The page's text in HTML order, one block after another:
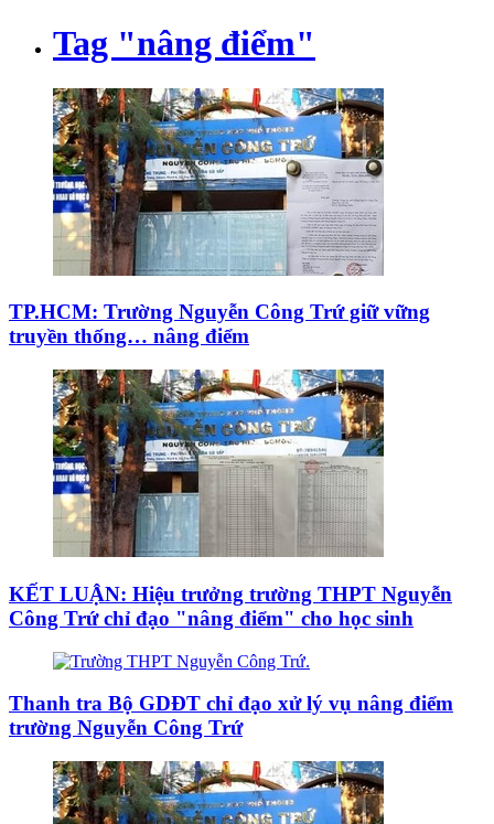
Tag "nâng điểm"
TP.HCM: Trường Nguyễn Công Trứ giữ vững
truyền thống… nâng điểm
KẾT LUẬN: Hiệu trưởng trường THPT Nguyễn
Công Trứ chỉ đạo "nâng điểm" cho học sinh
Thanh tra Bộ GDĐT chỉ đạo xử lý vụ nâng điểm
trường Nguyễn Công Trứ